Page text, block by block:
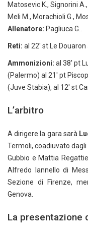
Matosevic K., Signorini
Meli M., Morachioli G.,
Allenatore: Pagliuca G..
Reti: al 22′ st Le
Ammonizioni: al 38′ pt
(Palermo) al 21′ pt
(Juve Stabia), al 12′ st
L’arbitro
A dirigere la gara sarà
Termoli, coadiuvato
Gubbio e Mattia
Alfredo Iannello di
Sezione di Firenze,
Genova.
La presentazione